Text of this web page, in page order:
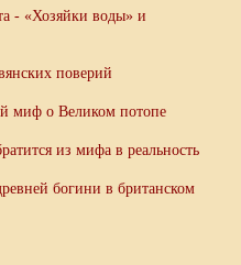
- «Хозяйки воды» и
поверий
миф о Великом потопе
из мифа в реальность
богини в британском